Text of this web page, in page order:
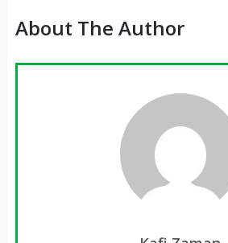
About The Author